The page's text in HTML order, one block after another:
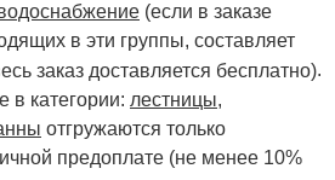
(если в заказе
в эти группы, составляет
заказ доставляется бесплатно).
в категории: лестницы,
отгружаются только
предоплате (не менее 10%